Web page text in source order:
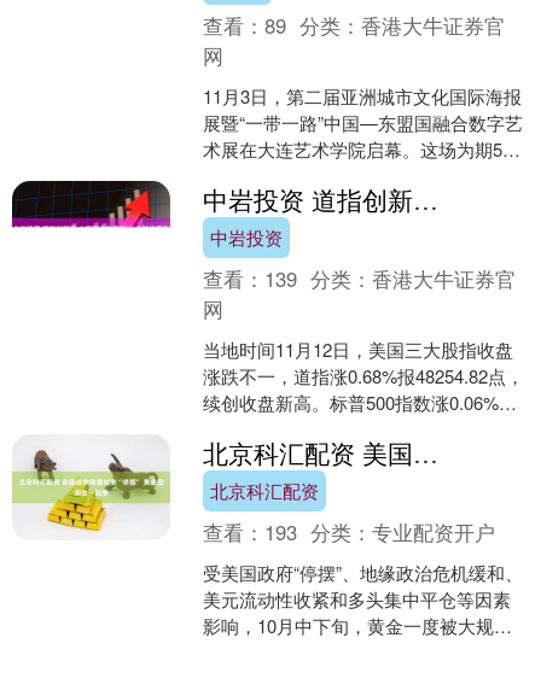
查看：89 分类：香港大牛证券官
网
11月3日，第二届亚洲城市文化国际海报
展暨“一带一路”中国—东盟国融合数字艺
术展在大连艺术学院启幕。这场为期5天
洲设计周组....
中岩投资 道指创新高 中概股多数下跌 大全新能源跌近10% 金价重回4200美元
中岩投资
查看： 139 分类：香港大牛证券官
网
当地时间11月12日，美国三大股指收盘
涨跌不一，道指涨0.68%报48254.82点，
续创收盘新高。标普500指数涨0.06%，
北京科汇配资 美国政府有望结束“停摆” 黄金回调告一段落
北京科汇配资
查看： 193 分类：专业配资开户
受美国政府“停摆”、地缘政治危机缓和、
美元流动性收紧和多头集中平仓等因素
影响，10月中下旬，黄金一度被大规模